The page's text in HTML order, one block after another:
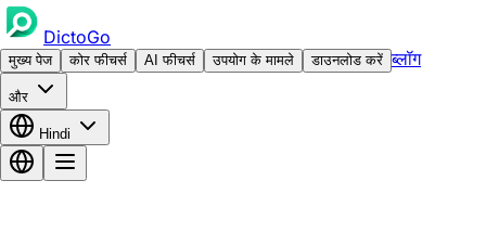
DictoGo
मुख्य पेज कोर फीचर्स AI फीचर्स उपयोग के मामले डाउनलोड करें ब्लॉग
और
Hindi